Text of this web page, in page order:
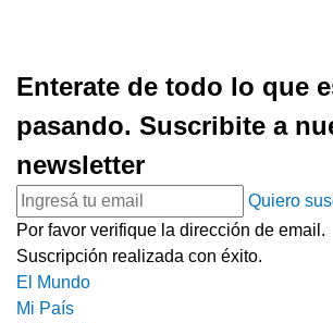
Enterate de todo lo que
pasando. Suscribite a
newsletter
Quiero
Por favor verifique la dirección de email.
Suscripción realizada con éxito.
El Mundo
Mi País